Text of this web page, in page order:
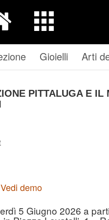
Gioielli Arti
PITTALUGA E IL
Vedi demo
5 Giugno 2026 a